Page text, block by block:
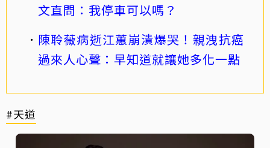
文直問：我停車可以嗎？
陳聆薇病逝江蕙崩潰爆哭！親洩抗癌
過來人心聲：早知道就讓她多化一點
#天道